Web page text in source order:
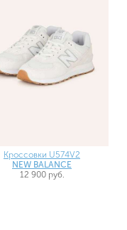
Кроссовки U574V2
NEW BALANCE
12 900 руб.